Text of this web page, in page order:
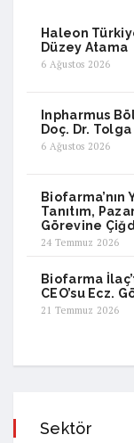
Haleon
Düzey Atama
6 Ağustos 2026
Inpharmus
Doç. Dr.
6 Ağustos 2026
Tanıtım,
Görevine
24 Temmuz 2026
Biofarma
CEO’su Ecz.
21 Temmuz 2026
Sektör